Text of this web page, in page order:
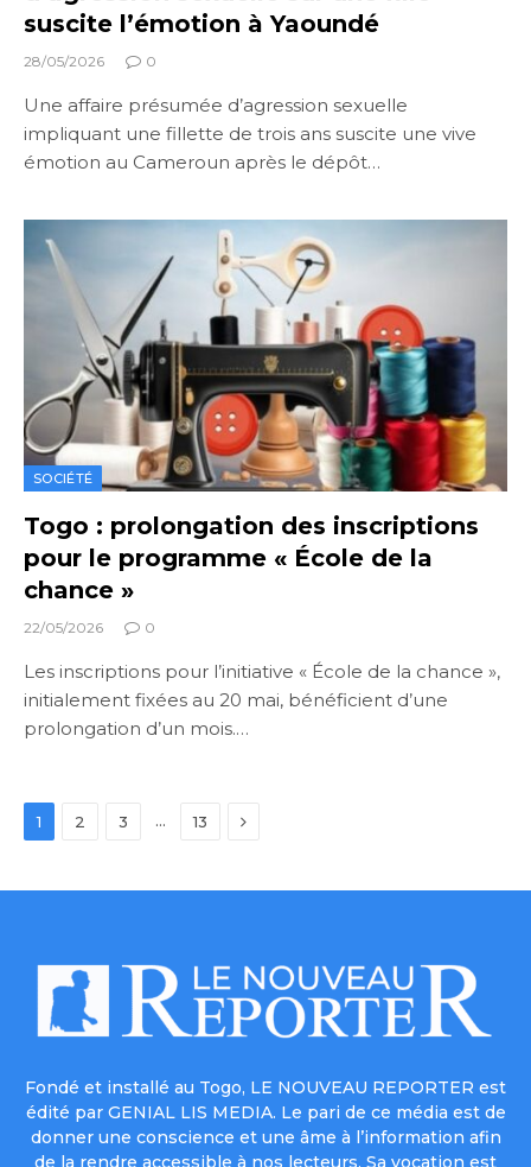
suscite l’émotion à Yaoundé
28/05/2026 0
Une affaire présumée d’agression sexuelle
impliquant une fillette de trois ans suscite une vive
émotion au Cameroun après le dépôt…
SOCIÉTÉ
Togo : prolongation des inscriptions
pour le programme « École de la
chance »
22/05/2026 0
Les inscriptions pour l’initiative « École de la chance »,
initialement fixées au 20 mai, bénéficient d’une
prolongation d’un mois.…
1 2 3 … 13 Next
Fondé et installé au Togo, LE NOUVEAU REPORTER est
édité par GENIAL LIS MEDIA. Le pari de ce média est de
donner une conscience et une âme à l’information afin
de la rendre accessible à nos lecteurs. Sa vocation est